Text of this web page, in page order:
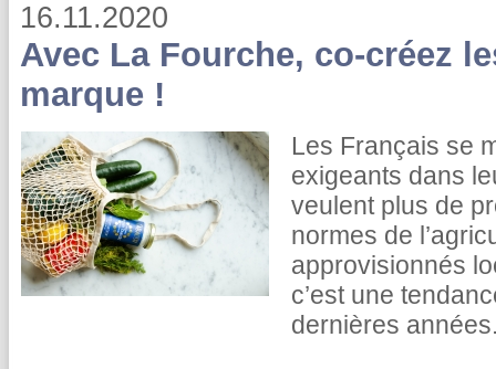
16.11.2020
Avec La Fourche, co-créez
marque !
Les Français se
exigeants dans
veulent plus de
normes de
approvisionnés
c’est une
dernières